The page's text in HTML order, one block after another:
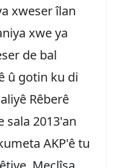
xweser îlan
xwe ya
de bal
û gotin ku di
Rêberê
sala 2013'an
AKP'ê tu